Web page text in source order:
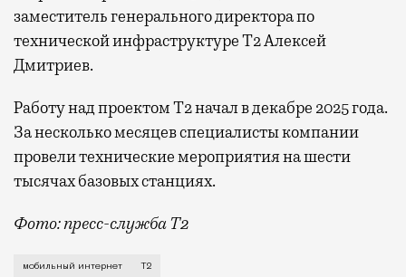
заместитель генерального директора по
технической инфраструктуре Т2 Алексей
Дмитриев.
Работу над проектом Т2 начал в декабре 2025 года.
За несколько месяцев специалисты компании
провели технические мероприятия на шести
тысячах базовых станциях.
Фото: пресс-служба Т2
Мобильный оператор Т2 завершил работы по
мобильный интернет Т2